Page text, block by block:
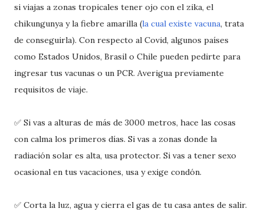
si viajas a zonas tropicales tener ojo con el zika, el
chikungunya y la fiebre amarilla (la cual existe vacuna, trata
de conseguirla). Con respecto al Covid, algunos países
como Estados Unidos, Brasil o Chile pueden pedirte para
ingresar tus vacunas o un PCR. Averigua previamente
requisitos de viaje.
✅ Si vas a alturas de más de 3000 metros, hace las cosas
con calma los primeros días. Si vas a zonas donde la
radiación solar es alta, usa protector. Si vas a tener sexo
ocasional en tus vacaciones, usa y exige condón.
✅ Corta la luz, agua y cierra el gas de tu casa antes de salir.